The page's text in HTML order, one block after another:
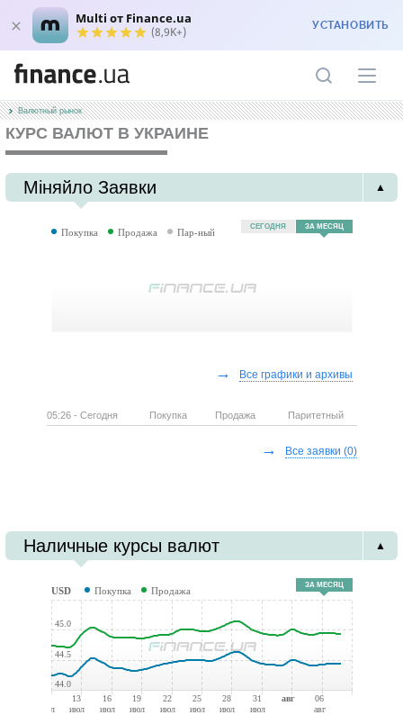
Multi от Finance.ua
(8,9K+) УСТАНОВИТЬ
Валютный рынок
КУРС ВАЛЮТ В УКРАИНЕ
Міняйло Заявки ▲
ЗА МЕСЯЦ
СЕГОДНЯ
Покупка Продажа Пар-ный
→ Все графики и архивы
05:26 - Сегодня Покупка Продажа Паритетный
→ Все заявки (0)
Наличные курсы валют ▲
ЗА МЕСЯЦ
USD Покупка Продажа
июл
13
июл
16
июл
19
июл
22
июл
25
июл
28
июл
31
июл
авг
06
авг
44.0
44.5
45.0